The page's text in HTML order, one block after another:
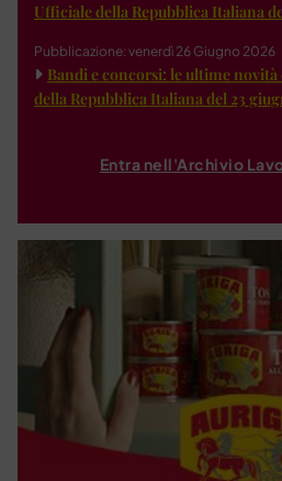
Ufficiale della Repubblica Italiana
Pubblicazione: venerdì 26 Giugno 2026
Bandi e concorsi: le ultime
della Repubblica Italiana del 23
Entra nell'Archivio